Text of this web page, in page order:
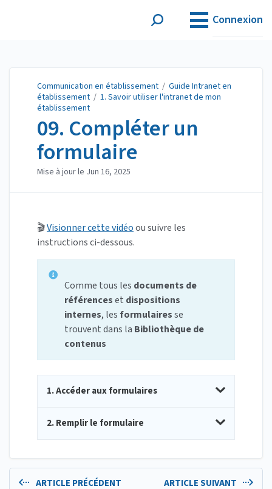
Connexion
Communication en établissement / Guide Intranet en
établissement / 1. Savoir utiliser l'intranet de mon
établissement
09. Compléter un
formulaire
Mise à jour le Jun 16, 2025
🎬Visionner cette vidéoou suivre les
instructions ci-dessous.
Comme tous les documents de
référenceset dispositions
internes, lesformulairesse
trouvent dans la Bibliothèque de
contenus
1. Accéder aux formulaires
2. Remplir le formulaire
ARTICLE PRÉCÉDENT ARTICLE SUIVANT